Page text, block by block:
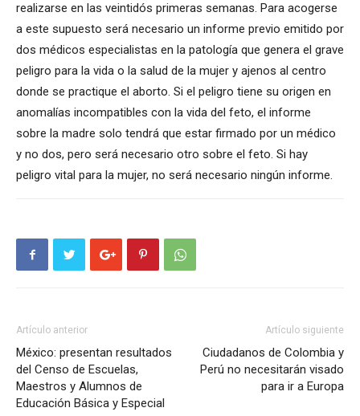
realizarse en las veintidós primeras semanas. Para acogerse
a este supuesto será necesario un informe previo emitido por
dos médicos especialistas en la patología que genera el grave
peligro para la vida o la salud de la mujer y ajenos al centro
donde se practique el aborto. Si el peligro tiene su origen en
anomalías incompatibles con la vida del feto, el informe
sobre la madre solo tendrá que estar firmado por un médico
y no dos, pero será necesario otro sobre el feto. Si hay
peligro vital para la mujer, no será necesario ningún informe.
Artículo anterior
México: presentan resultados
del Censo de Escuelas,
Maestros y Alumnos de
Educación Básica y Especial
Artículo siguiente
Ciudadanos de Colombia y
Perú no necesitarán visado
para ir a Europa